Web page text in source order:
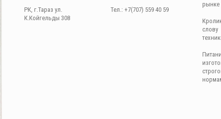
РК, г.Тараз ул.
К.Койгельды 308
Тел.: +7(707) 559 40 59
рынке